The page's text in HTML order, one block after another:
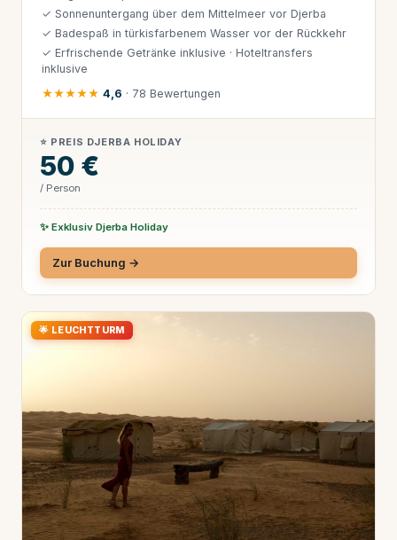
✓ Sonnenuntergang über dem Mittelmeer vor Djerba
✓ Badespaß in türkisfarbenem Wasser vor der Rückkehr
✓ Erfrischende Getränke inklusive · Hoteltransfers
inklusive
★★★★★ 4,6 · 78 Bewertungen
⭐ PREIS DJERBA HOLIDAY
50 €
/ Person
✨ Exklusiv Djerba Holiday
Zur Buchung →
🌟 LEUCHTTURM